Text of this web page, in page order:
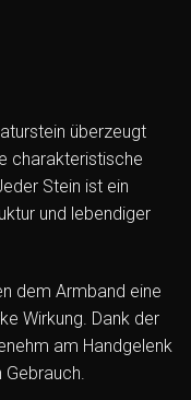
überzeugt
charakteristische
Stein ist ein
und lebendiger
dem Armband eine
Wirkung. Dank der
am Handgelenk